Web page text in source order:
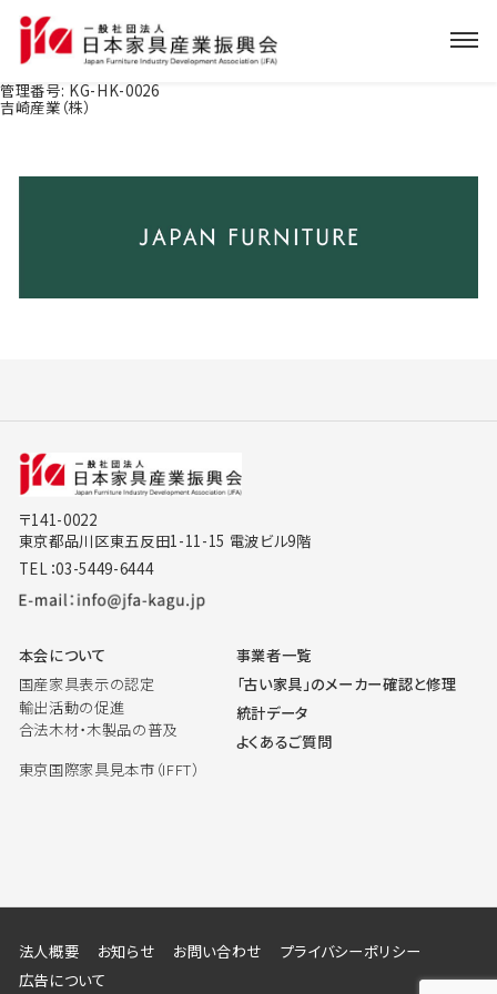
管理番号: KG-HK-0026
吉崎産業（株）
〒141-0022
東京都品川区東五反田1-11-15 電波ビル9階
TEL：03-5449-6444
本会について
国産家具表示の認定
輸出活動の促進
合法木材・木製品の普及
東京国際家具見本市（IFFT）
事業者一覧
「古い家具」のメーカー確認と修理
統計データ
よくあるご質問
法人概要 お知らせ お問い合わせ
プライバシーポリシー
広告について